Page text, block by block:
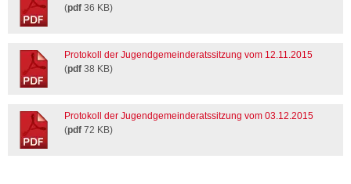
(pdf 36 KB)
Protokoll der Jugendgemeinderatssitzung vom 12.11.2015
(pdf 38 KB)
Protokoll der Jugendgemeinderatssitzung vom 03.12.2015
(pdf 72 KB)